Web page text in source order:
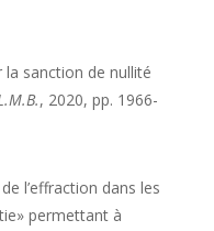
la sanction de nullité
, 2020, pp. 1966-
l’effraction dans les
permettant à